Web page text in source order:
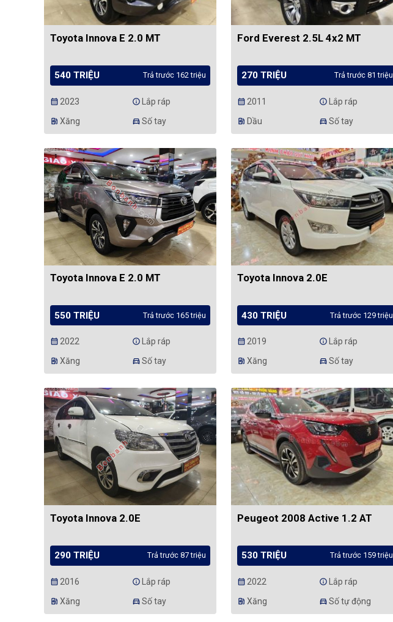
Toyota Innova E 2.0 MT
540 TRIỆU Trả trước 162 triệu
calendar_month 2023 info Lắp ráp
ev_station Xăng directions_car Số tay
Ford Everest 2.5L 4x2 MT
270 TRIỆU Trả trước 81 triệu
calendar_month 2011 info Lắp ráp
ev_station Dầu directions_car Số tay
Toyota Innova E 2.0 MT
550 TRIỆU Trả trước 165 triệu
calendar_month 2022 info Lắp ráp
ev_station Xăng directions_car Số tay
Toyota Innova 2.0E
430 TRIỆU Trả trước 129 triệu
calendar_month 2019 info Lắp ráp
ev_station Xăng directions_car Số tay
Toyota Innova 2.0E
290 TRIỆU Trả trước 87 triệu
calendar_month 2016 info Lắp ráp
ev_station Xăng directions_car Số tay
Peugeot 2008 Active 1.2 AT
530 TRIỆU Trả trước 159 triệu
calendar_month 2022 info Lắp ráp
ev_station Xăng directions_car Số tự động